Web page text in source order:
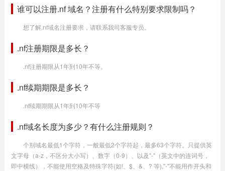
谁可以注册.nf 域名？注册有什么特别要求限制吗？
想了解.nf域名注册要求，请联系我司客服专员。
.nf注册期限是多长？
.nf注册期限从1年到10年不等。
.nf续期期限是多长？
.nf续期期限从1年到10年不等
.nf域名长度为多少？有什么注册规则？
个别域名最低1个字符，一般最低2个字符起，最多63个字符。只提供英
文字母（a-z，不区分大小写）、数字（0-9）、以及"-"（英文中的连词号，
即中横线），不能使用空格及特殊字符(如!、$、&、? 等),"-"不能用作开头和